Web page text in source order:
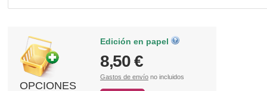
OPCIONES
Edición en papel
8,50 €
Gastos de envío no incluidos